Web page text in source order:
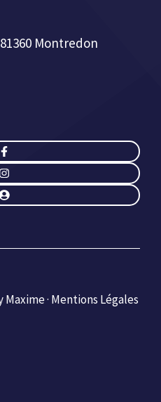
Montredon
· Mentions Légales